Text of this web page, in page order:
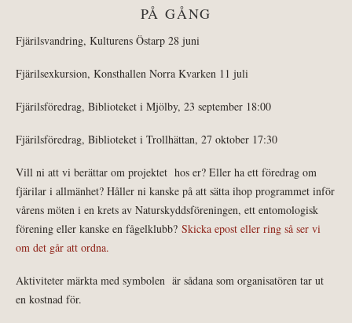
PÅ GÅNG
Fjärilsvandring, Kulturens Östarp 28 juni
Fjärilsexkursion, Konsthallen Norra Kvarken 11 juli
Fjärilsföredrag, Biblioteket i Mjölby, 23 september 18:00
Fjärilsföredrag, Biblioteket i Trollhättan, 27 oktober 17:30
Vill ni att vi berättar om projektet hos er? Eller ha ett föredrag om
fjärilar i allmänhet? Håller ni kanske på att sätta ihop programmet inför
vårens möten i en krets av Naturskyddsföreningen, ett entomologisk
förening eller kanske en fågelklubb? Skicka epost eller ring så ser vi
om det går att ordna.
Aktiviteter märkta med symbolen är sådana som organisatören tar ut
en kostnad för.